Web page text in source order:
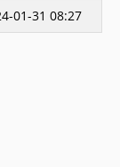
01-31 08:27